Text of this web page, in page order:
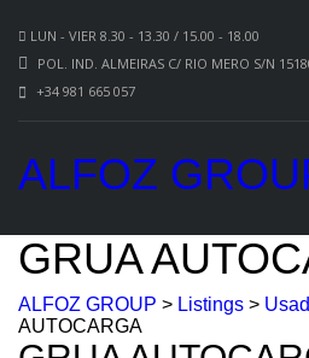
LUN - VIER 8.30 - 13.30 / 15.00 - 18.00
POL. IND. ALMEIRAS C/ RIO MERO S/N
+34 981 665 057
ALFOZ
GRUA
ALFOZ GROUP > Listings >
AUTOCARGA